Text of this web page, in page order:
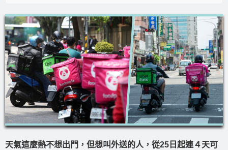
天氣這麼熱不想出門，但想叫外送的人，從25日起連４天可